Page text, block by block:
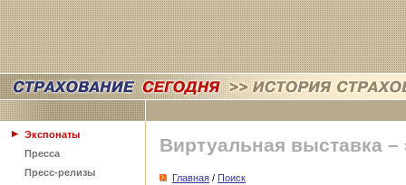
Экспонаты
Пресса
Пресс-релизы
Виртуальная выставка –
Главная / Поиск